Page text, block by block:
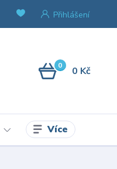
Přihlášení
0 0 Kč
Více